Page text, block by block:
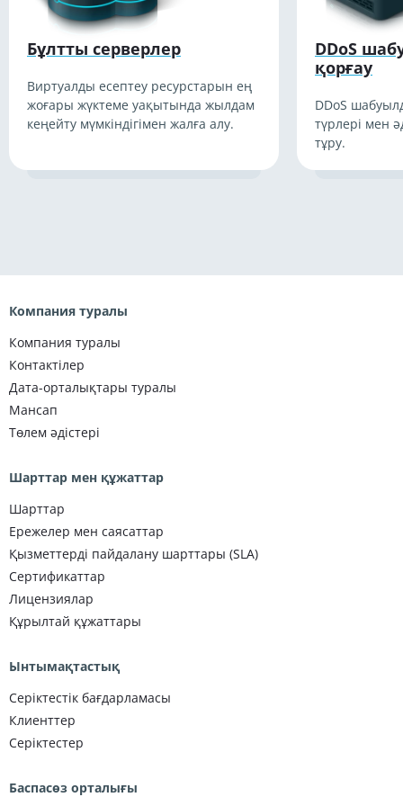
Бұлтты серверлер
Виртуалды есептеу ресурстарын ең
жоғары жүктеме уақытында жылдам
кеңейту мүмкіндігімен жалға алу.
DDoS
қорғау
DDoS
түрлері мен
тұру.
Компания туралы
Компания туралы
Контактілер
Дата-орталықтары туралы
Мансап
Төлем әдістері
Шарттар мен құжаттар
Шарттар
Ережелер мен саясаттар
Қызметтерді пайдалану шарттары (SLA)
Сертификаттар
Лицензиялар
Құрылтай құжаттары
Ынтымақтастық
Серіктестік бағдарламасы
Клиенттер
Серіктестер
Баспасөз орталығы